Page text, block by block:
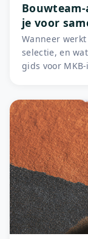
je voor
Wanneer
selectie, en
gids voor